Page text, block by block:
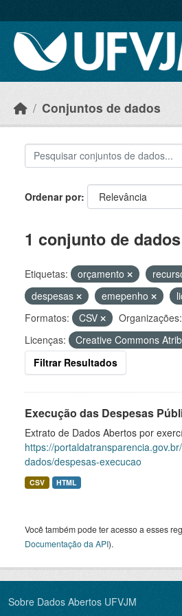
Conjuntos de dados
Ordenar por
1 conjunto de
Etiquetas: orçamento
despesas
emepenho
Formatos:
CSV Organizações:
Licenças:
Creative Commons
Filtrar Resultados
Execução das Despesas
Extrato de Dados Abertos por
https://
dados/despesas-execucao
CSV HTML
Você também pode ter acesso a esses
Documentação da API).
Sobre Dados Abertos UFVJM